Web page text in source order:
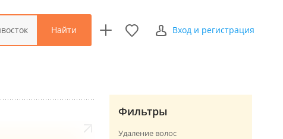
Найти Вход и регистрация
Фильтры
Удаление волос